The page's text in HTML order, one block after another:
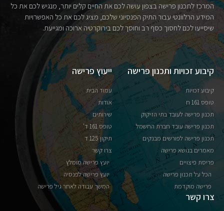
המרכז לתכנון פרישה בצפון עושה לכם את החיים קלים יותר, מנגיש לכם את כל
המידע הרלוונטי עבור התיק הפנסיוני שלכם, מציג לכם את כל האפשרויות
שיסייעו לכם לחסוך כסף רב וחוסך לכם בירוקרטיה ארוכה ומגייעת.
קיבוע זכויות ותכנון פרישה
קיבוע זכויות
טופס 161 ח
תכנון פרישה לעובד בתי הזיקוק
תכנון פרישה עובד חברת החשמל
תכנון פרישה לפורשים מבנקים
מאמרים בנושא פרישה
פריסת פיצויים
הכל על תכנון פרישה
פרישה מוקדמת
ייעוץ פרישה
עמוד הבית
אודות
שירותים
טופס 161 ד'
תיקון 125 ד
צרו קשר
יועץ פרישה מומלץ
יועץ פרישה לפנסיה
המשך עבודה לאחר גיל פרישה
צרו קשר